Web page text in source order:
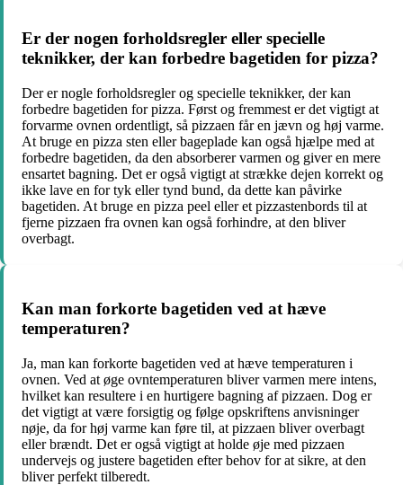
Er der nogen forholdsregler eller specielle
teknikker, der kan forbedre bagetiden for pizza?
Der er nogle forholdsregler og specielle teknikker, der kan
forbedre bagetiden for pizza. Først og fremmest er det vigtigt at
forvarme ovnen ordentligt, så pizzaen får en jævn og høj varme.
At bruge en pizza sten eller bageplade kan også hjælpe med at
forbedre bagetiden, da den absorberer varmen og giver en mere
ensartet bagning. Det er også vigtigt at strække dejen korrekt og
ikke lave en for tyk eller tynd bund, da dette kan påvirke
bagetiden. At bruge en pizza peel eller et pizzastenbords til at
fjerne pizzaen fra ovnen kan også forhindre, at den bliver
overbagt.
Kan man forkorte bagetiden ved at hæve
temperaturen?
Ja, man kan forkorte bagetiden ved at hæve temperaturen i
ovnen. Ved at øge ovntemperaturen bliver varmen mere intens,
hvilket kan resultere i en hurtigere bagning af pizzaen. Dog er
det vigtigt at være forsigtig og følge opskriftens anvisninger
nøje, da for høj varme kan føre til, at pizzaen bliver overbagt
eller brændt. Det er også vigtigt at holde øje med pizzaen
undervejs og justere bagetiden efter behov for at sikre, at den
bliver perfekt tilberedt.